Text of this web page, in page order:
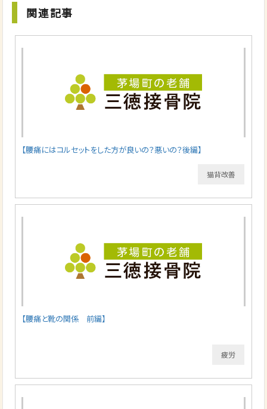
関連記事
【腰痛にはコルセットをした方が良いの？悪いの？後編】
猫背改善
【腰痛と靴の関係 前編】
疲労